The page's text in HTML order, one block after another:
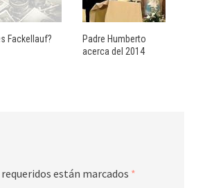
Fackellauf?
Padre Humberto
acerca del 2014
están marcados *